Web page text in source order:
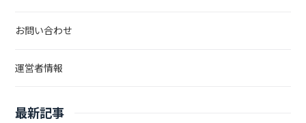
お問い合わせ
運営者情報
最新記事